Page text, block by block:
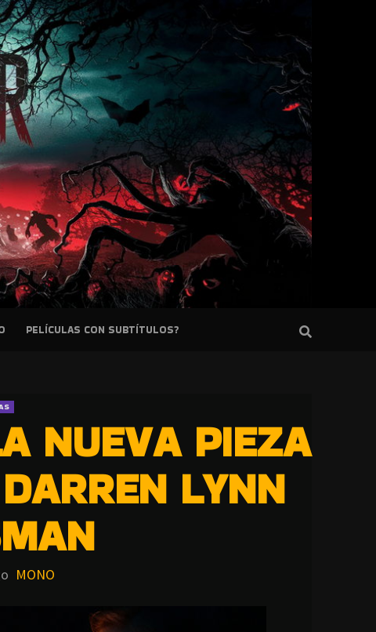
PELÍCULAS CON SUBTÍTULOS?
NUEVA PIEZA
LYNN
MONO